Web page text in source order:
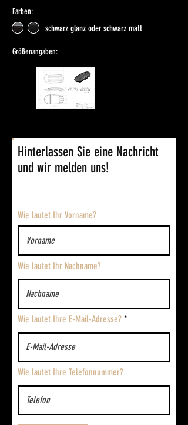
Farben:
schwarz glanz oder schwarz matt
Größenangaben:
Hinterlassen Sie eine Nachricht
und wir melden uns!
Wie lautet Ihr Vorname?
Wie lautet Ihr Nachname?
Wie lautet Ihre E-Mail-Adresse?
Wie lautet Ihre Telefonnummer?